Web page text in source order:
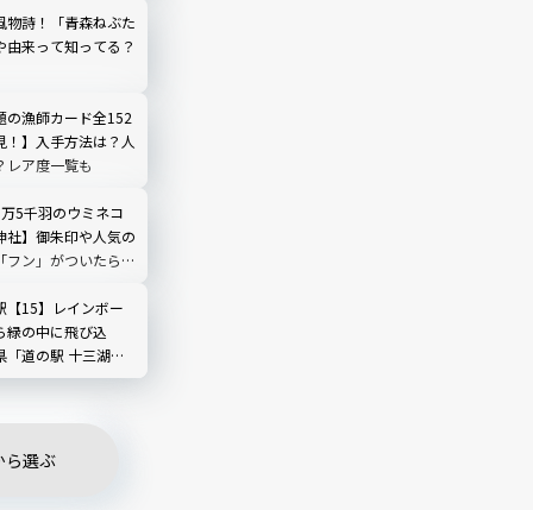
物詩！「青森ねぶた
由来って知ってる？
の漁師カード全152
！】入手方法は？人
レア度一覧も
5千羽のウミネコ
社】御朱印や人気の
フン」がついたら開
【15】レインボー
緑の中に飛び込
「道の駅 十三湖高
リーンパーク」
ら選ぶ